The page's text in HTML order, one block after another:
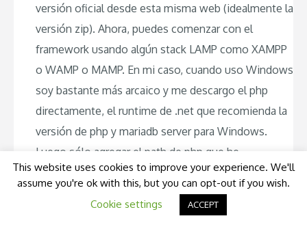
versión oficial desde esta misma web (idealmente la
versión zip). Ahora, puedes comenzar con el
framework usando algún stack LAMP como XAMPP
o WAMP o MAMP. En mi caso, cuando uso Windows
soy bastante más arcaico y me descargo el php
directamente, el runtime de .net que recomienda la
versión de php y mariadb server para Windows.
Luego sólo agregar el path de php que he
descomprimido normalmente en c:\php y listo. Si
vas por consola sólo basta ejecutar php -S
localhost:XXXX desde la carpeta public del proyecto
This website uses cookies to improve your experience. We'll
assume you're ok with this, but you can opt-out if you wish.
Cookie settings
ACCEPT